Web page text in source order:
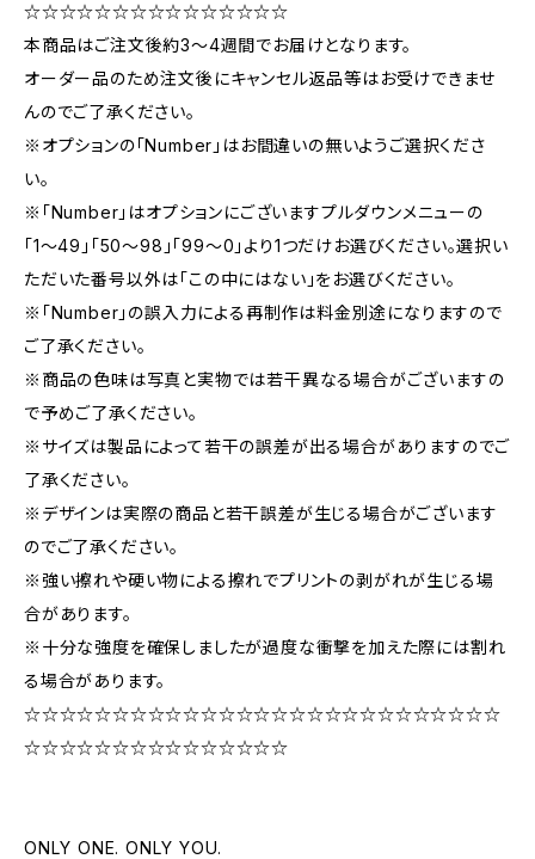
☆☆☆☆☆☆☆☆☆☆☆☆☆☆☆
本商品はご注文後約3〜4週間でお届けとなります。
オーダー品のため注文後にキャンセル返品等はお受けできませ
んのでご了承ください。
※オプションの「Number」はお間違いの無いようご選択くださ
い。
※「Number」はオプションにございますプルダウンメニューの
「1〜49」「50〜98」「99〜0」より1つだけお選びください。選択い
ただいた番号以外は「この中にはない」をお選びください。
※「Number」の誤入力による再制作は料金別途になりますので
ご了承ください。
※商品の色味は写真と実物では若干異なる場合がございますの
で予めご了承ください。
※サイズは製品によって若干の誤差が出る場合がありますのでご
了承ください。
※デザインは実際の商品と若干誤差が生じる場合がございます
のでご了承ください。
※強い擦れや硬い物による擦れでプリントの剥がれが生じる場
合があります。
※十分な強度を確保しましたが過度な衝撃を加えた際には割れ
る場合があります。
☆☆☆☆☆☆☆☆☆☆☆☆☆☆☆☆☆☆☆☆☆☆☆☆☆☆☆
☆☆☆☆☆☆☆☆☆☆☆☆☆☆☆
ONLY ONE. ONLY YOU.